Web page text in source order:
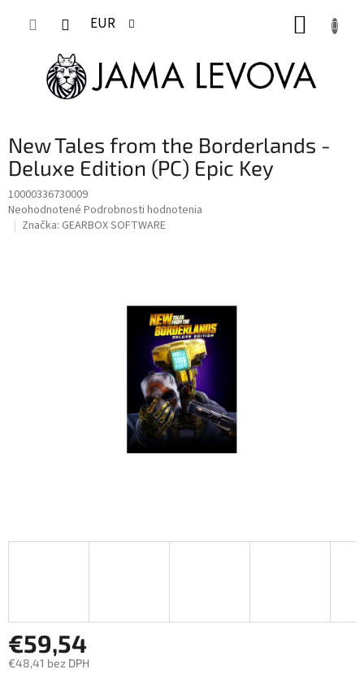
EUR
New Tales from the Borderlands -
Deluxe Edition (PC) Epic Key
10000336730009
Priemerné
hodnotenie
Neohodnotené Podrobnosti hodnotenia
Značka: GEARBOX SOFTWARE
€59,54
€48,41 bez DPH